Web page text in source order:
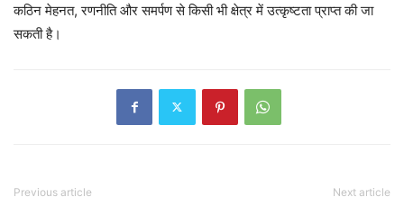
कठिन मेहनत, रणनीति और समर्पण से किसी भी क्षेत्र में उत्कृष्टता प्राप्त की जा
सकती है।
Previous article Next article